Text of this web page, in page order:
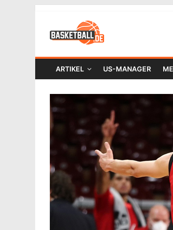
ARTIKEL US-MANAGER